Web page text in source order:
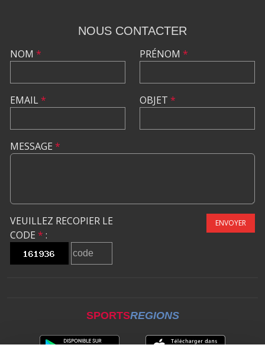
NOUS CONTACTER
NOM *
EMAIL*
PRÉNOM *
OBJET *
MESSAGE *
VEUILLEZ RECOPIER LE
CODE * :
ENVOYER
SPORTSREGIONS